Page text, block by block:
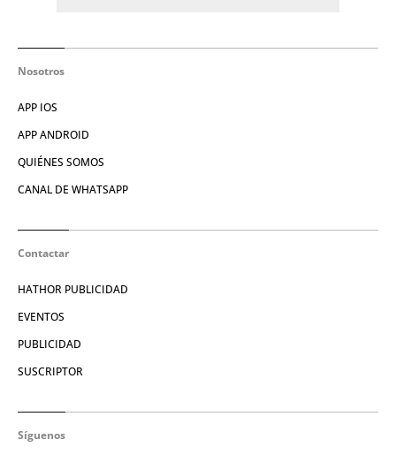
Nosotros
APP IOS
APP ANDROID
QUIÉNES SOMOS
CANAL DE WHATSAPP
Contactar
HATHOR PUBLICIDAD
EVENTOS
PUBLICIDAD
SUSCRIPTOR
Síguenos